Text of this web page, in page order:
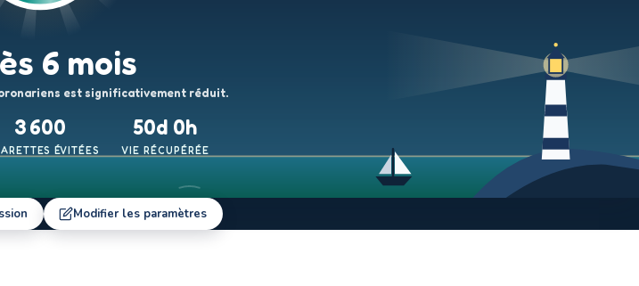
6 mois
est significativement réduit.
3 600 50d 0h
ÉVITÉES VIE RÉCUPÉRÉE
Modifier les paramètres